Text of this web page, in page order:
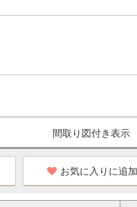
間取り図付き表示
お気に入りに追加